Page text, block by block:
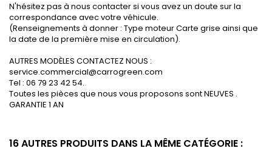
N'hésitez pas à nous contacter si vous avez un doute sur la
correspondance avec votre véhicule.
(Renseignements à donner : Type moteur Carte grise ainsi que
la date de la première mise en circulation).
AUTRES MODÈLES CONTACTEZ NOUS :
service.commercial@carrogreen.com
Tel : 06 79 23 42 54.
Toutes les pièces que nous vous proposons sont NEUVES .
GARANTIE 1 AN
16 AUTRES PRODUITS DANS LA MÊME CATÉGORIE :